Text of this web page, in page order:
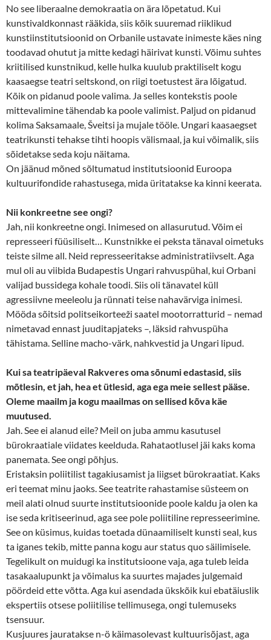
No see liberaalne demokraatia on ära lõpetatud. Kui
kunstivaldkonnast rääkida, siis kõik suuremad riiklikud
kunstiinstitutsioonid on Orbanile ustavate inimeste käes ning
toodavad ohutut ja mitte kedagi häirivat kunsti. Võimu suhtes
kriitilised kunstnikud, kelle hulka kuulub praktiliselt kogu
kaasaegse teatri seltskond, on riigi toetustest ära lõigatud.
Kõik on pidanud poole valima. Ja selles kontekstis poole
mittevalimine tähendab ka poole valimist. Paljud on pidanud
kolima Saksamaale, Šveitsi ja mujale tööle. Ungari kaasaegset
teatrikunsti tehakse tihti hoopis välismaal, ja kui võimalik, siis
sõidetakse seda koju näitama.
On jäänud mõned sõltumatud institutsioonid Euroopa
kultuurifondide rahastusega, mida üritatakse ka kinni keerata.
Nii konkreetne see ongi?
Jah, nii konkreetne ongi. Inimesed on allasurutud. Võim ei
represseeri füüsiliselt… Kunstnikke ei peksta tänaval oimetuks
teiste silme all. Neid represseeritakse administratiivselt. Aga
mul oli au viibida Budapestis Ungari rahvuspühal, kui Orbani
valijad bussidega kohale toodi. Siis oli tänavatel küll
agressiivne meeleolu ja rünnati teise nahavärviga inimesi.
Mööda sõitsid politseikorteeži saatel mootorratturid – nemad
nimetavad ennast juuditapjateks –, läksid rahvuspüha
tähistama. Selline macho-värk, nahkvestid ja Ungari lipud.
Kui sa teatripäeval Rakveres oma sõnumi edastasid, siis
mõtlesin, et jah, hea et ütlesid, aga ega meie sellest pääse.
Oleme maailm ja kogu maailmas on sellised kõva käe
muutused.
Jah. See ei alanud eile? Meil on juba ammu kasutusel
bürokraatiale viidates keelduda. Rahataotlusel jäi kaks koma
panemata. See ongi põhjus.
Eristaksin poliitilist tagakiusamist ja liigset bürokraatiat. Kaks
eri teemat minu jaoks. See teatrite rahastamise süsteem on
meil alati olnud suurte institutsioonide poole kaldu ja olen ka
ise seda kritiseerinud, aga see pole poliitiline represseerimine.
See on küsimus, kuidas toetada dünaamiliselt kunsti seal, kus
ta iganes tekib, mitte panna kogu aur status quo säilimisele.
Tegelikult on muidugi ka institutsioone vaja, aga tuleb leida
tasakaalupunkt ja võimalus ka suurtes majades julgemaid
pöördeid ette võtta. Aga kui asendada ükskõik kui ebatäiuslik
ekspertiis otsese poliitilise tellimusega, ongi tulemuseks
tsensuur.
Kusjuures jauratakse n-ö käimasolevast kultuurisõjast, aga